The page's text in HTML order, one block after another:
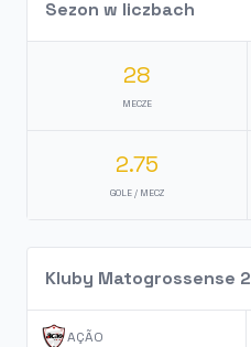
Sezon w liczbach
28
MECZE
2.75
GOLE / MECZ
Kluby Matogrossense 2
AÇÃO